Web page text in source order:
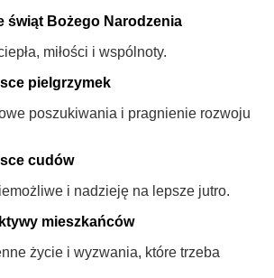
świąt Bożego Narodzenia
miłości i wspólnoty.
pielgrzymek
poszukiwania i pragnienie rozwoju
cudów
i nadzieję na lepsze jutro.
mieszkańców
życie i wyzwania, które trzeba